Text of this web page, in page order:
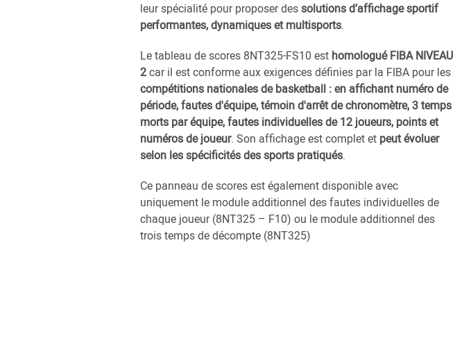
leur spécialité pour proposer des solutions d’affichage sportif
performantes, dynamiques et multisports.
Le tableau de scores 8NT325-FS10 est homologué FIBA NIVEAU
2car il est conforme aux exigences définies par la FIBA pour les
compétitions nationales de basketball : en affichant numéro de
période, fautes d'équipe, témoin d'arrêt de chronomètre, 3 temps
morts par équipe, fautes individuelles de 12 joueurs, points et
numéros de joueur. Son affichage est complet et peut évoluer
selon les spécificités des sports pratiqués.
Ce panneau de scores est également disponible avec
uniquement le module additionnel des fautes individuelles de
chaque joueur (8NT325 – F10) ou le module additionnel des
trois temps de décompte (8NT325)